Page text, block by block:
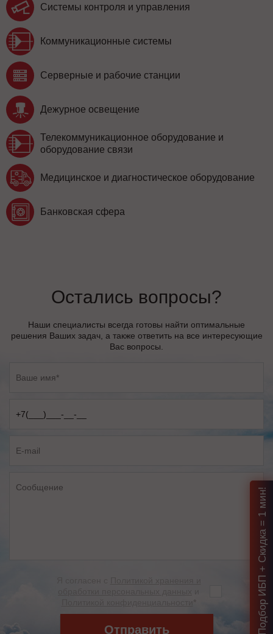
Системы контроля и управления
Коммуникационные системы
Серверные и рабочие станции
Дежурное освещение
Телекоммуникационное оборудование и
оборудование связи
Медицинское и диагностическое оборудование
Банковская сфера
Остались вопросы?
Наши специалисты всегда готовы найти оптимальные
решения Ваших задач, а также ответить на все интересующие
Вас вопросы.
Отправить Подбор ИБП + Скидка = 1 мин!